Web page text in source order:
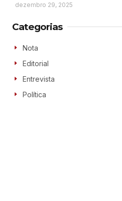
dezembro 29, 2025
Categorias
Nota
Editorial
Entrevista
Política